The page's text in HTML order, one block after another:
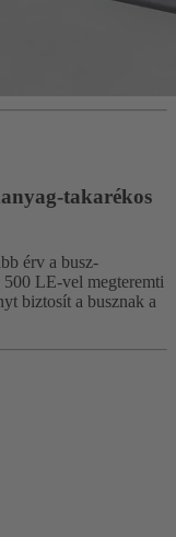
takarékos
érv a busz-
LE-vel megteremti
biztosít a busznak a